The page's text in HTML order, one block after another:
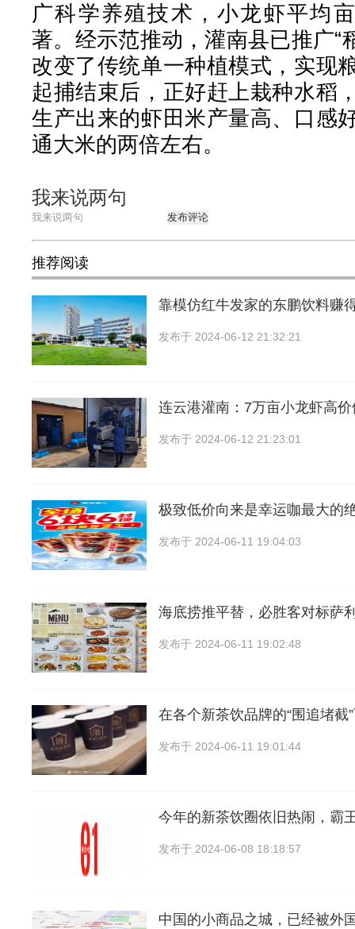
广科学养殖技术，小龙虾平均
著。经示范推动，灌南县已推广“
改变了传统单一种植模式，实现
起捕结束后，正好赶上栽种水稻
生产出来的虾田米产量高、口感
通大米的两倍左右。
我来说两句
发布评论
推荐阅读
靠模仿红牛发家的东鹏饮料赚
发布于 2024-06-12 21:32:21
连云港灌南：7万亩小龙虾高
发布于 2024-06-12 21:23:01
极致低价向来是幸运咖最大的
发布于 2024-06-11 19:04:03
海底捞推平替，必胜客对标萨
发布于 2024-06-11 19:02:48
在各个新茶饮品牌的“围追堵截
发布于 2024-06-11 19:01:44
今年的新茶饮圈依旧热闹，霸
发布于 2024-06-08 18:18:57
中国的小商品之城，已经被外